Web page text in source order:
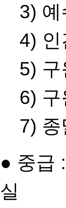
3) 예
4) 인
5) 구
6)
7)
● 중급
실